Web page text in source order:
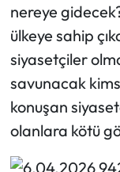
nereye
ülkeye sahip
siyasetçiler
savunacak
konuşan
olanlara kötü